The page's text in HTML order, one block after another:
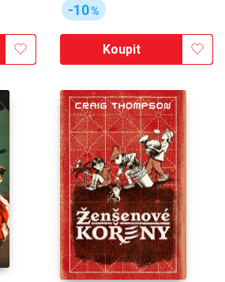
-10%
Koupit